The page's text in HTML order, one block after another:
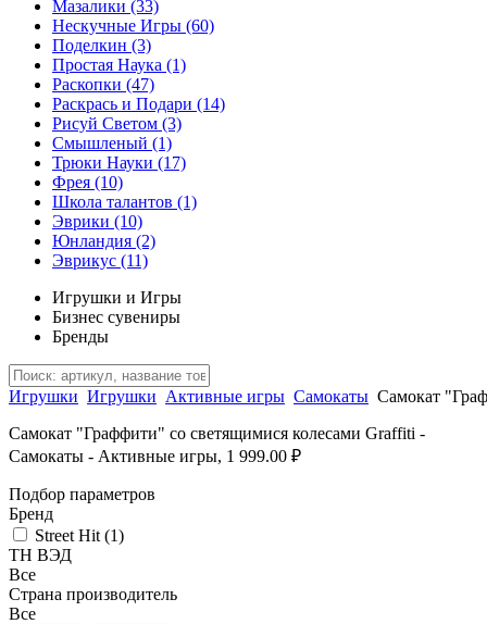
Мазалики (33)
Нескучные Игры (60)
Поделкин (3)
Простая Наука (1)
Раскопки (47)
Раскрась и Подари (14)
Рисуй Светом (3)
Смышленый (1)
Трюки Науки (17)
Фрея (10)
Школа талантов (1)
Эврики (10)
Юнландия (2)
Эврикус (11)
Игрушки и Игры
Бизнес сувениры
Бренды
Игрушки Игрушки Активные игры Самокаты Самокат
Самокат "Граффити" со светящимися колесами Graffiti -
Самокаты - Активные игры, 1 999.00 ₽
Подбор параметров
Бренд
Street Hit (1)
ТН ВЭД
Все
Страна производитель
Все